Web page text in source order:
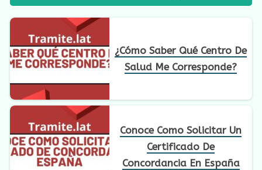
¿Cómo Saber Qué Centro De
Salud Me Corresponde?
Conoce Como Solicitar Un
Certificado De
Concordancia En España